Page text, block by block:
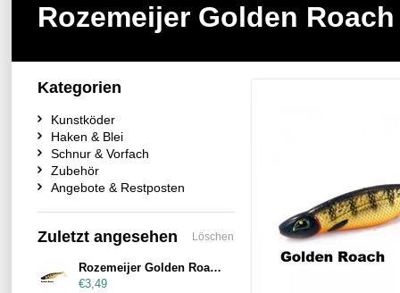
Rozemeijer Golden
Kategorien
Kunstköder
Haken & Blei
Schnur & Vorfach
Zubehör
Angebote & Restposten
Zuletzt angesehen Löschen
Rozemeijer Golden Roach 17cm
€3,49